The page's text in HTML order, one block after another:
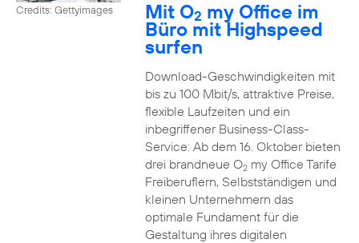
Credits: Gettyimages Mit O2 my Office im
Büro mit Highspeed
surfen
Download-Geschwindigkeiten mit
bis zu 100 Mbit/s, attraktive Preise,
flexible Laufzeiten und ein
inbegriffener Business-Class-
Service: Ab dem 16. Oktober bieten
drei brandneue O2my Office Tarife
Freiberuflern, Selbstständigen und
kleinen Unternehmern das
optimale Fundament für die
Gestaltung ihres digitalen